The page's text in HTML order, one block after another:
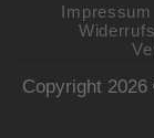
Impressum
Copyright